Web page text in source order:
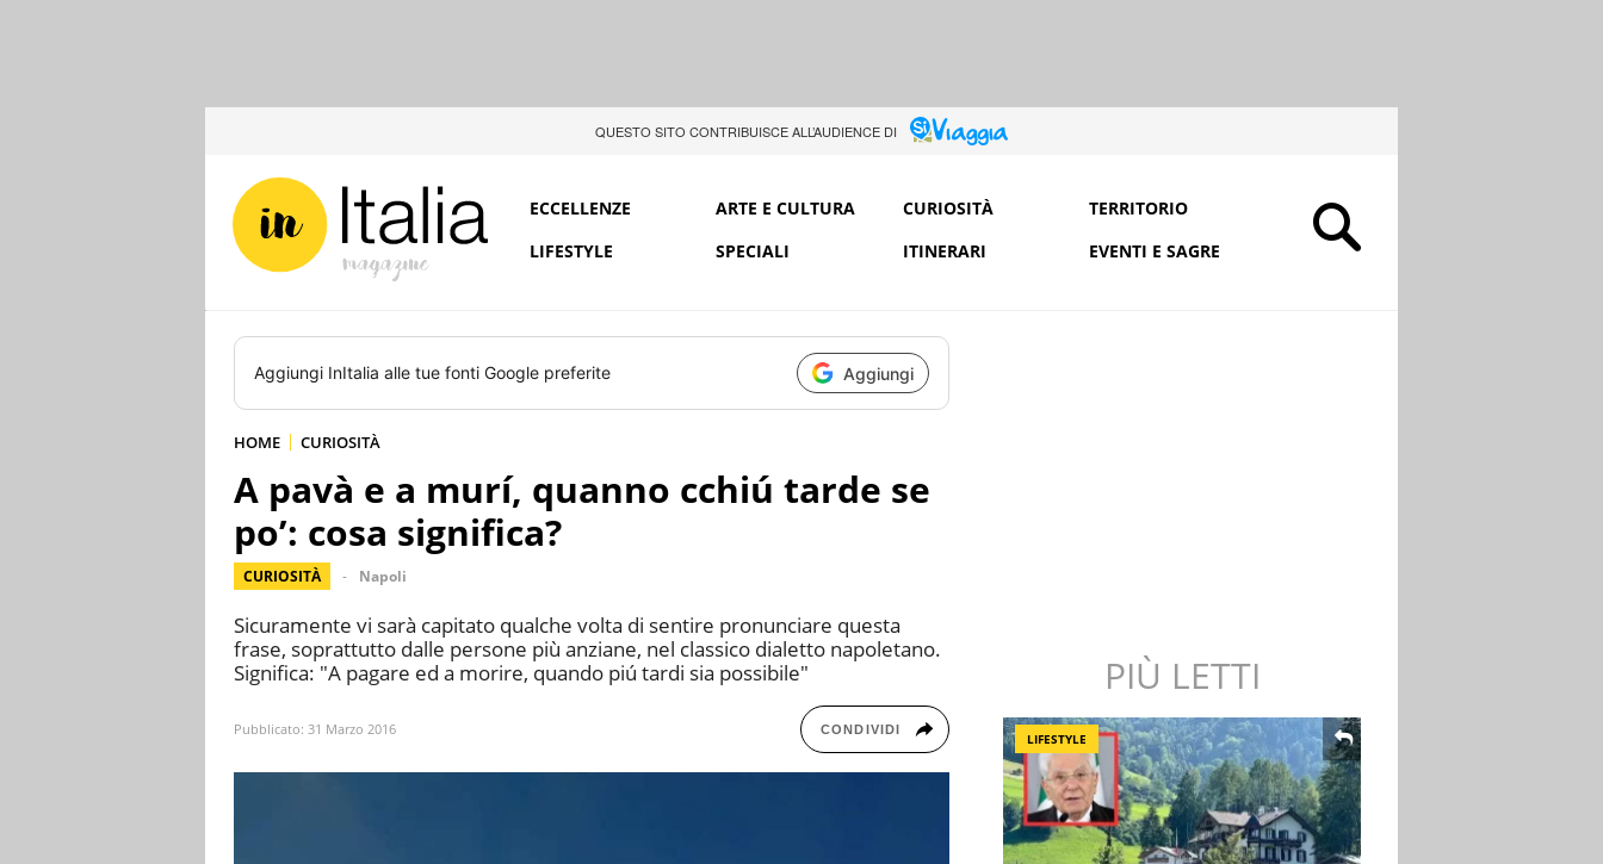
QUESTO SITO CONTRIBUISCE ALL’AUDIENCE DI
ECCELLENZE ARTE E CULTURA CURIOSITÀ
TERRITORIO
LIFESTYLE
SPECIALI ITINERARI EVENTI E SAGRE
Aggiungi InItalia alle tue fonti Google preferite Aggiungi
HOME CURIOSITÀ
A pavà e a murí, quanno cchiú tarde se
po’: cosa significa?
CURIOSITÀ Napoli
Sicuramente vi sarà capitato qualche volta di sentire pronunciare questa
frase, soprattutto dalle persone più anziane, nel classico dialetto napoletano.
Significa: "A pagare ed a morire, quando piú tardi sia possibile"
Pubblicato: 31 Marzo 2016 CONDIVIDI
PIÙ LETTI
LIFESTYLE